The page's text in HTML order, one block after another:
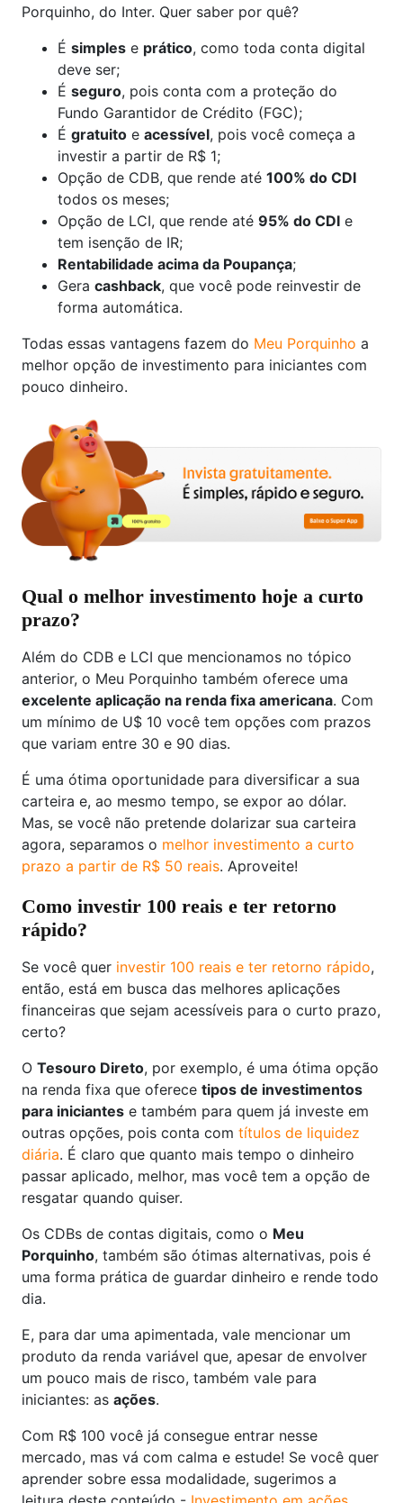
Porquinho, do Inter. Quer saber por quê?
É simples e prático, como toda conta digital
deve ser;
É seguro, pois conta com a proteção do
Fundo Garantidor de Crédito (FGC);
É gratuito e acessível, pois você começa a
investir a partir de R$ 1;
Opção de CDB, que rende até 100% do CDI
todos os meses;
Opção de LCI, que rende até 95% do CDI e
tem isenção de IR;
Rentabilidade acima da Poupança;
Gera cashback, que você pode reinvestir de
forma automática.
Todas essas vantagens fazem do Meu Porquinho a
melhor opção de investimento para iniciantes com
pouco dinheiro.
Qual o melhor investimento hoje a curto
prazo?
Além do CDB e LCI que mencionamos no tópico
anterior, o Meu Porquinho também oferece uma
excelente aplicação na renda fixa americana. Com
um mínimo de U$ 10 você tem opções com prazos
que variam entre 30 e 90 dias.
É uma ótima oportunidade para diversificar a sua
carteira e, ao mesmo tempo, se expor ao dólar.
Mas, se você não pretende dolarizar sua carteira
agora, separamos o melhor investimento a curto
prazo a partir de R$ 50 reais. Aproveite!
Como investir 100 reais e ter retorno
rápido?
Se você quer investir 100 reais e ter retorno rápido,
então, está em busca das melhores aplicações
financeiras que sejam acessíveis para o curto prazo,
certo?
O Tesouro Direto, por exemplo, é uma ótima opção
na renda fixa que oferece tipos de investimentos
para iniciantes e também para quem já investe em
outras opções, pois conta com títulos de liquidez
diária. É claro que quanto mais tempo o dinheiro
passar aplicado, melhor, mas você tem a opção de
resgatar quando quiser.
Os CDBs de contas digitais, como o Meu
Porquinho, também são ótimas alternativas, pois é
uma forma prática de guardar dinheiro e rende todo
dia.
E, para dar uma apimentada, vale mencionar um
produto da renda variável que, apesar de envolver
um pouco mais de risco, também vale para
iniciantes: as ações.
Com R$ 100 você já consegue entrar nesse
mercado, mas vá com calma e estude! Se você quer
aprender sobre essa modalidade, sugerimos a